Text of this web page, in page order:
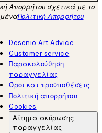
Απορρήτου σχετικά με το
Πολιτική Απορρήτου
Desenio Art Advice
Customer service
Παρακολούθηση
παραγγελίας
Όροι και προϋποθέσεις
Πολιτική απορρήτου
Cookies
Αίτημα ακύρωσης
παραγγελίας